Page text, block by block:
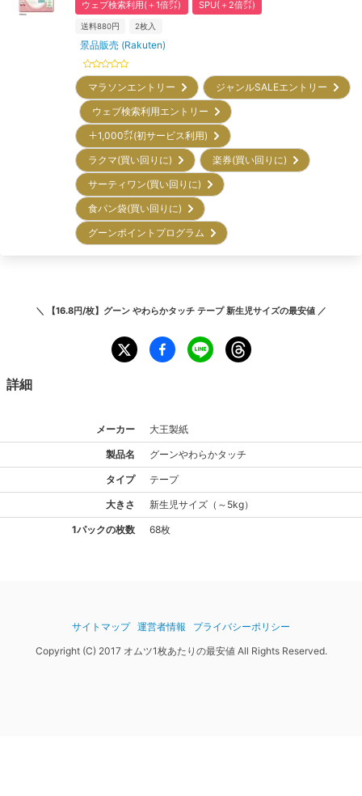
ウェブ検索利用(＋1倍㌽)
SPU(＋2倍㌽)
送料880円 2枚入
景品販売 (Rakuten)
マラソンエントリー
ジャンルSALEエントリー
ウェブ検索利用エントリー
＋1,000㌽(初サービス利用)
ラクマ(買い回りに)
楽券(買い回りに)
サーティワン(買い回りに)
食パン袋(買い回りに)
グーンポイントプログラム
＼ 【16.8円/枚】グーン やわらかタッチ テープ 新生児サイズの最安値 ／
詳細
メーカー 大王製紙
製品名 グーンやわらかタッチ
タイプ テープ
大きさ 新生児サイズ （ ～5kg）
1パックの枚数 68枚
サイトマップ 運営者情報
プライバシーポリシー
Copyright (C) 2017 オムツ1枚あたりの最安値 All Rights Reserved.